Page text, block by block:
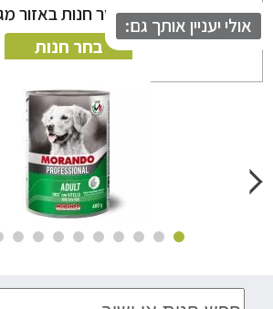
ניתן לבחור חנות באזור מגוריך
בחר חנות
יעניין אותך גם: